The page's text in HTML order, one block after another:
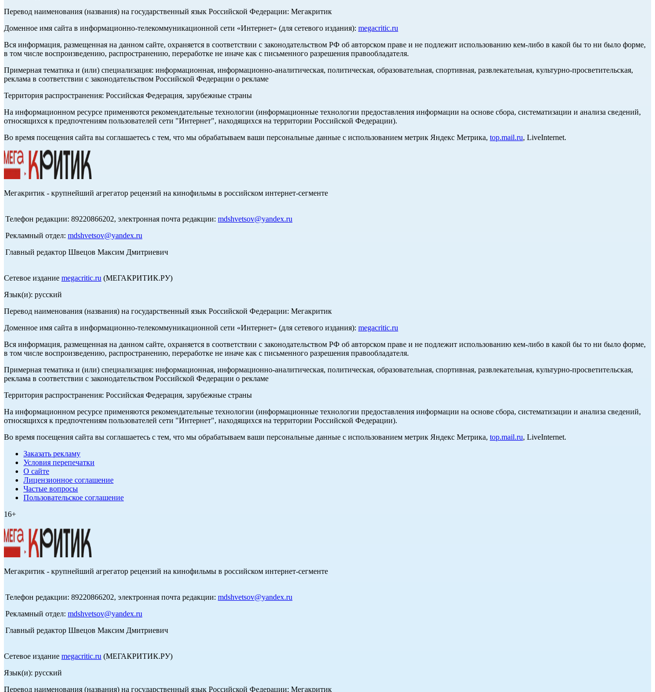
Перевод наименования (названия) на государственный язык Российской Федерации: Мегакритик
Доменное имя сайта в информационно-телекоммуникационной сети «Интернет» (для сетевого издания): megacritic.ru
Вся информация, размещенная на данном сайте, охраняется в соответствии с законодательством РФ об авторском праве и не подлежит использованию кем-либо в какой бы то ни было форме,
в том числе воспроизведению, распространению, переработке не иначе как с письменного разрешения правообладателя.
Примерная тематика и (или) специализация: информационная, информационно-аналитическая, политическая, образовательная, спортивная, развлекательная, культурно-просветительская,
реклама в соответствии с законодательством Российской Федерации о рекламе
Территория распространения: Российская Федерация, зарубежные страны
На информационном ресурсе применяются рекомендательные технологии (информационные технологии предоставления информации на основе сбора, систематизации и анализа сведений,
относящихся к предпочтениям пользователей сети "Интернет", находящихся на территории Российской Федерации).
Во время посещения сайта вы соглашаетесь с тем, что мы обрабатываем ваши персональные данные с использованием метрик Яндекс Метрика, top.mail.ru, LiveInternet.
Мегакритик - крупнейший агрегатор рецензий на кинофильмы в российском интернет-сегменте
Телефон редакции: 89220866202, электронная почта редакции: mdshvetsov@yandex.ru
Рекламный отдел: mdshvetsov@yandex.ru
Главный редактор Швецов Максим Дмитриевич
Сетевое издание megacritic.ru (МЕГАКРИТИК.РУ)
Язык(и): русский
Перевод наименования (названия) на государственный язык Российской Федерации: Мегакритик
Доменное имя сайта в информационно-телекоммуникационной сети «Интернет» (для сетевого издания): megacritic.ru
Вся информация, размещенная на данном сайте, охраняется в соответствии с законодательством РФ об авторском праве и не подлежит использованию кем-либо в какой бы то ни было форме,
в том числе воспроизведению, распространению, переработке не иначе как с письменного разрешения правообладателя.
Примерная тематика и (или) специализация: информационная, информационно-аналитическая, политическая, образовательная, спортивная, развлекательная, культурно-просветительская,
реклама в соответствии с законодательством Российской Федерации о рекламе
Территория распространения: Российская Федерация, зарубежные страны
На информационном ресурсе применяются рекомендательные технологии (информационные технологии предоставления информации на основе сбора, систематизации и анализа сведений,
относящихся к предпочтениям пользователей сети "Интернет", находящихся на территории Российской Федерации).
Во время посещения сайта вы соглашаетесь с тем, что мы обрабатываем ваши персональные данные с использованием метрик Яндекс Метрика, top.mail.ru, LiveInternet.
Заказать рекламу
Условия перепечатки
О сайте
Лицензионное соглашение
Частые вопросы
Пользовательское соглашение
16+
Мегакритик - крупнейший агрегатор рецензий на кинофильмы в российском интернет-сегменте
Телефон редакции: 89220866202, электронная почта редакции: mdshvetsov@yandex.ru
Рекламный отдел: mdshvetsov@yandex.ru
Главный редактор Швецов Максим Дмитриевич
Сетевое издание megacritic.ru (МЕГАКРИТИК.РУ)
Язык(и): русский
Перевод наименования (названия) на государственный язык Российской Федерации: Мегакритик